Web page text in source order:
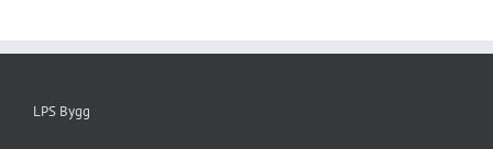
LPS Bygg